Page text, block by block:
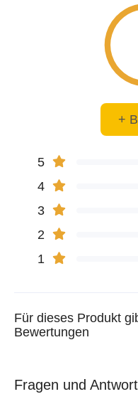
+
5
4
3
2
1
Für dieses Produkt
Bewertungen
Fragen und